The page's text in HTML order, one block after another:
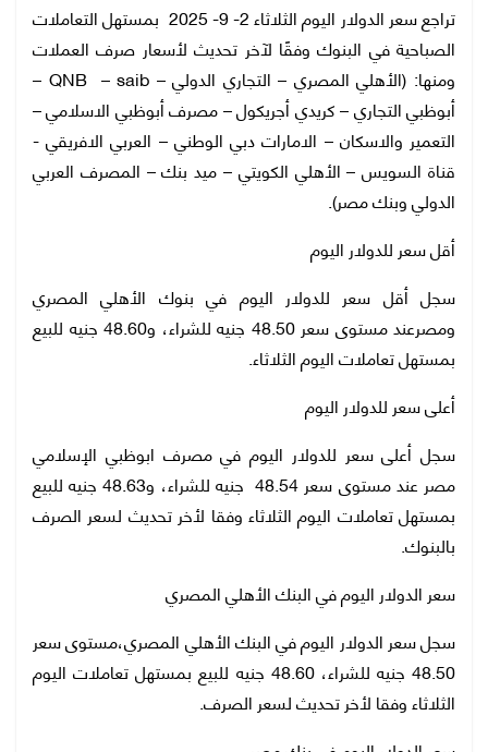
تراجع سعر الدولار اليوم الثلاثاء 2- 9- 2025 بمستهل التعاملات
الصباحية في البنوك وفقًا لآخر تحديث لأسعار صرف العملات
ومنها: (الأهلي المصري – التجاري الدولي – QNB – saib –
أبوظبي التجاري – كريدي أجريكول – مصرف أبوظبي الاسلامي –
التعمير والاسكان – الامارات دبي الوطني – العربي الافريقي -
قناة السويس – الأهلي الكويتي – ميد بنك – المصرف العربي
الدولي وبنك مصر).
أقل سعر للدولار اليوم
سجل أقل سعر للدولار اليوم في بنوك الأهلي المصري
ومصرعند مستوى سعر 48.50 جنيه للشراء، و48.60 جنيه للبيع
بمستهل تعاملات اليوم الثلاثاء.
أعلى سعر للدولار اليوم
سجل أعلى سعر للدولار اليوم في مصرف ابوظبي الإسلامي
مصر عند مستوى سعر 48.54 جنيه للشراء، و48.63 جنيه للبيع
بمستهل تعاملات اليوم الثلاثاء وفقا لأخر تحديث لسعر الصرف
بالبنوك.
سعر الدولار اليوم في البنك الأهلي المصري
سجل سعر الدولار اليوم في البنك الأهلي المصري،مستوى سعر
48.50 جنيه للشراء، 48.60 جنيه للبيع بمستهل تعاملات اليوم
الثلاثاء وفقا لأخر تحديث لسعر الصرف.